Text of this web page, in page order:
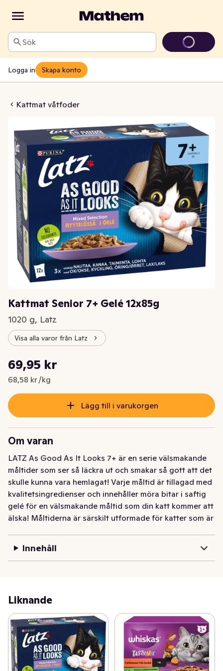
Sök
Logga in Skapa konto
Kattmat våtfoder
7+ Gelé 12x85g
Kattmat Senior 7+ Gelé 12x85g
1020 g, Latz
Visa alla varor från Latz
Nuvarande pris är: 69,95 kr
69,95 kr
68,58 kr /kg
Styckpris: 68,58 kr /kg
Lägg till i varukorgen
Om varan
LATZ As Good As It Looks 7+ är en serie välsmakande
måltider som ser så läckra ut och smakar så gott att det
skulle kunna vara hemlagat! Varje måltid är tillagad med
kvalitetsingredienser och innehåller möra bitar i saftig
gelé för en välsmakande måltid som din katt kommer att
älska! Måltiderna är särskilt utformade för katter som är
av energi och redo att busa! Måltiderna är fulla av
Looks i ett brett urval av smaker i saftig gelé som
tillfredsställer din katts kärlek för variation. De smakar
verkligen lika gott som de ser ut! LATZ - helt enkelt
oemotståndligt!
LATZ As Good As It Looks 7+ är en serie välsmakande
måltider som ser så läckra ut och smakar så gott att det
Innehåll
Liknande